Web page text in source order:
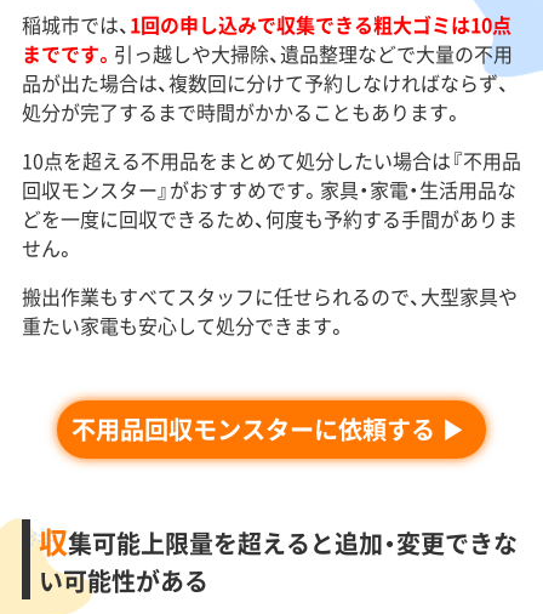
稲城市では、 1回の申し込みで収集できる粗大ゴミは10点
までです。 引っ越しや大掃除、遺品整理などで大量の不用
品が出た場合は、複数回に分けて予約しなければならず、
処分が完了するまで時間がかかることもあります。
10点を超える不用品をまとめて処分したい場合は『不用品
回収モンスター』がおすすめです。家具・家電・生活用品な
どを一度に回収できるため、何度も予約する手間がありま
せん。
搬出作業もすべてスタッフに任せられるので、大型家具や
重たい家電も安心して処分できます。
不用品回収モンスターに依頼する
収集可能上限量を超えると追加・変更できな
い可能性がある